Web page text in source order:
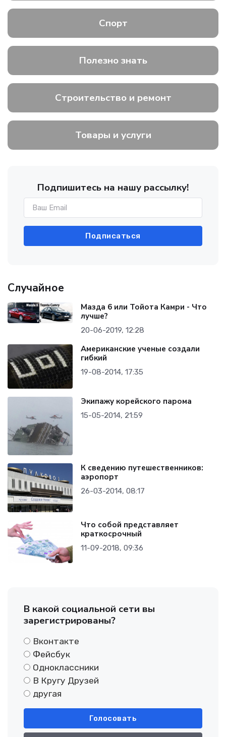
Спорт
Полезно знать
Строительство и ремонт
Товары и услуги
Подпишитесь на нашу рассылку!
Подписаться
Случайное
Мазда 6 или Тойота Камри - Что
лучше?
20-06-2019, 12:28
Американские ученые создали
гибкий
19-08-2014, 17:35
Экипажу корейского парома
15-05-2014, 21:59
К сведению путешественников:
аэропорт
26-03-2014, 08:17
Что собой представляет
краткосрочный
11-09-2018, 09:36
В какой социальной сети вы
зарегистрированы?
Вконтакте
Фейсбук
Одноклассники
В Кругу Друзей
другая
Голосовать